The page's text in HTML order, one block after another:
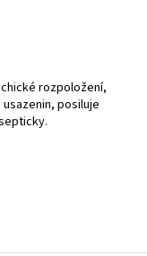
rozpoložení,
posiluje